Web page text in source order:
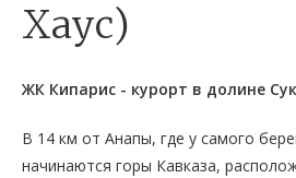
Хаус)
ЖК Кипарис - курорт в долине
В 14 км от Анапы, где у самого
начинаются горы Кавказа,